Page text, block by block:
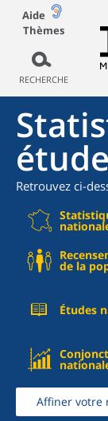
Aide
Thèmes
RECHERCHE
Retrouvez ci-
de la
Études
Affiner votre